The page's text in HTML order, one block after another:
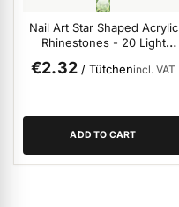
Nail Art Star Shaped Acrylic
Rhinestones - 20 Light
€2.32/ Tütchenincl. VAT
ADD TO CART